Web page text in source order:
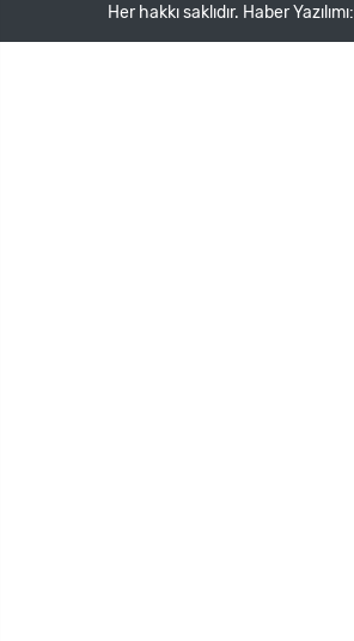
Her hakkı saklıdır. Haber Yazılımı: